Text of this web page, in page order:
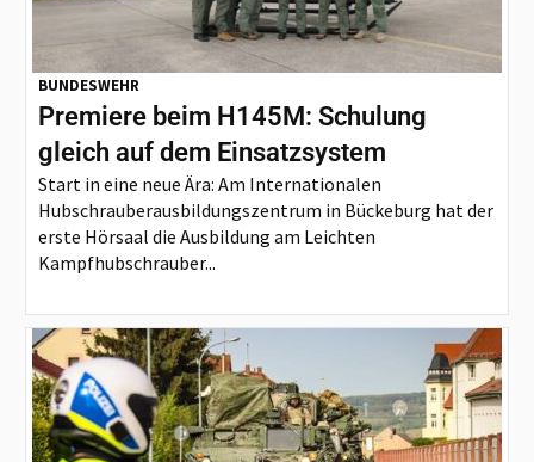
BUNDESWEHR
Premiere beim H145M: Schulung
gleich auf dem Einsatzsystem
Start in eine neue Ära: Am Internationalen
Hubschrauberausbildungszentrum in Bückeburg hat der
erste Hörsaal die Ausbildung am Leichten
Kampfhubschrauber...